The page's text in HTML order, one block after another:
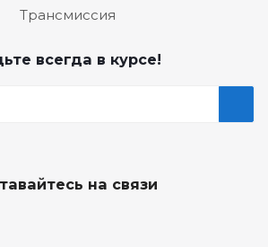
Трансмиссия
всегда в курсе!
на связи